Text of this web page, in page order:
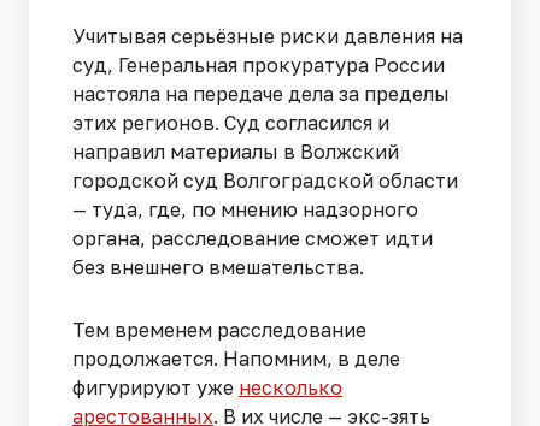
Учитывая серьёзные риски давления на
суд, Генеральная прокуратура России
настояла на передаче дела за пределы
этих регионов. Суд согласился и
направил материалы в Волжский
городской суд Волгоградской области
— туда, где, по мнению надзорного
органа, расследование сможет идти
без внешнего вмешательства.
Тем временем расследование
продолжается. Напомним, в деле
фигурируют уже несколько
арестованных. В их числе — экс-зять